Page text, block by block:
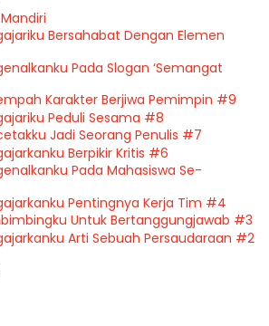
Bersahabat Dengan Elemen
Pada Slogan ‘Semangat
Karakter Berjiwa Pemimpin #9
Peduli Sesama #8
Jadi Seorang Penulis #7
Berpikir Kritis #6
Pada Mahasiswa Se-
Pentingnya Kerja Tim #4
Untuk Bertanggungjawab #3
Arti Sebuah Persaudaraan #2